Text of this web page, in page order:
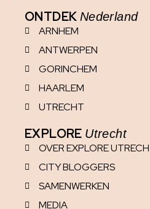
ONTDEK Nederland
ARNHEM
ANTWERPEN
GORINCHEM
HAARLEM
UTRECHT
EXPLORE Utrecht
OVER EXPLORE
CITY BLOGGERS
SAMENWERKEN
MEDIA